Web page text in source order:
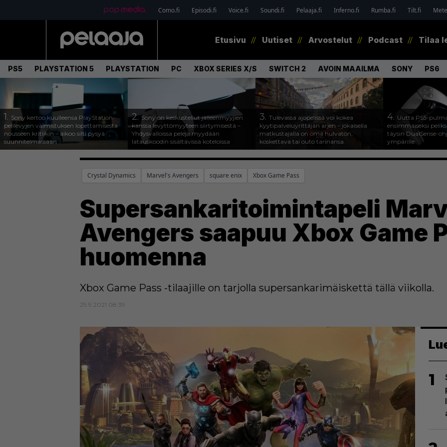
Como.fi Episodi.fi Voice.fi Soundi.fi Pelaaja.fi Inferno.fi Rumba.fi Tilt.fi
Etusivu Uutiset Arvostelut Podcast Tilaa
PS5 PLAYSTATION 5 PLAYSTATION PC XBOX SERIES X/S SWITCH 2 AVOIN MAAILMA SONY PS6
1. Sony kertoo kuulleensa PlayStation-
pelilevyjen valmistuksen lopettamisesta
nousseen kritiikin – aikoo silti pysyä
suunnitelmassaan
2.Sony on keskustellut jälleenmyyjien
kanssa levyttömyyteen siirtymisestä –
Yhdysvalloissa pelejä myydään
latauskoodin sisältävissä koteloissa
3. Tulevassa ajopelissä voi kokea
kyytipalveluyrittäjän arjen – jokaisella
matkustajalla on oma hulvaton,
koskettava tai outo tarinansa
4. Uutta PS5-
ensimmäiseksi
täysin DualSense-
ympärille
Crystal Dynamics Marvel's Avengers square enix Xbox Game Pass
Supersankaritoimintapeli
Avengers saapuu Xbox Game
huomenna
Xbox Game Pass -tilaajille on tarjolla supersankarimäiskettä tällä viikolla.
29.9.2021 08:39
1